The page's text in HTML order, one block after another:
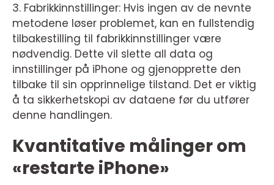
3. Fabrikkinnstillinger: Hvis ingen av de nevnte
metodene løser problemet, kan en fullstendig
tilbakestilling til fabrikkinnstillinger være
nødvendig. Dette vil slette all data og
innstillinger på iPhone og gjenopprette den
tilbake til sin opprinnelige tilstand. Det er viktig
å ta sikkerhetskopi av dataene før du utfører
denne handlingen.
Kvantitative målinger om
«restarte iPhone»